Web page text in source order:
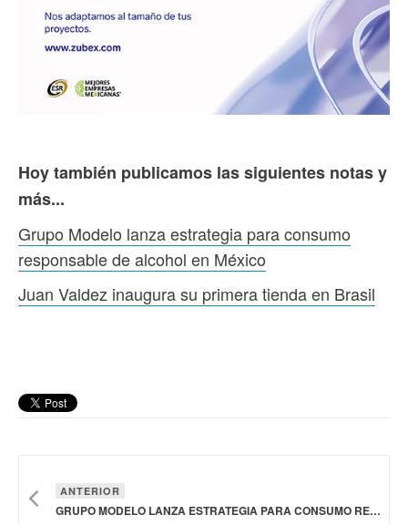
Hoy también publicamos las siguientes notas y
más...
Grupo Modelo lanza estrategia para consumo
responsable de alcohol en México
Juan Valdez inaugura su primera tienda en Brasil
ANTERIOR
GRUPO MODELO LANZA ESTRATEGIA PARA CONSUMO RESPONSABLE DE ALCOHOL EN MÉXICO